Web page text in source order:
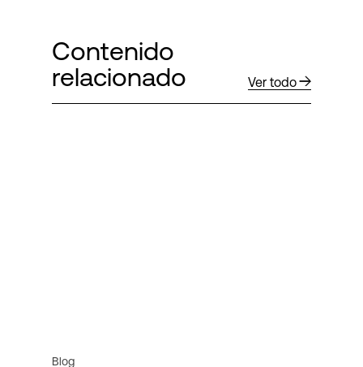
Contenido
relacionado
Ver todo
Blog